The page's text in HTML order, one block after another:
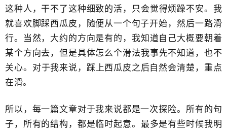
这种人，干不了这种细致的活​，只会觉得烦躁不安。我
就喜欢脚踩西瓜皮，随便从一个句子开始，​然后一路滑
行。当然，大约的方向是有的，我知道自己大概要朝着
某个方向去，但是具体怎么​个滑法我事先不知道，也不
关心。​对于我来说，踩上西瓜皮之后自然会清楚，​重点
在滑。
所以，每一篇文章对于我来说都是一次探险。​所有的句
子，所有的结构，都是临时起意。最多是有些时候我明